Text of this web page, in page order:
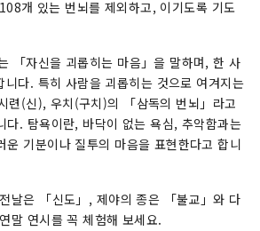
개 있는 번뇌를 제외하고, 이기도록 기도
「자신을 괴롭히는 마음」을 말하며, 한 사
다. 특히 사람을 괴롭히는 것으로 여겨지는
련(신), 우치(구치)의 「삼독의 번뇌」라고
다. 탐욕이란, 바닥이 없는 욕심, 추악함과는
운 기분이나 질투의 마음을 표현한다고 합니
날은 「신도」, 제야의 종은 「불교」와 다
말 연시를 꼭 체험해 보세요.